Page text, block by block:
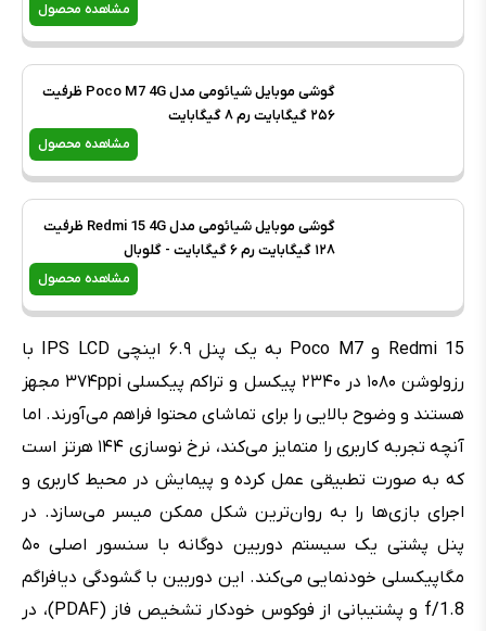
مشاهده محصول
گوشی موبایل شیائومی مدل Poco M7 4G ظرفیت
۲۵۶ گیگابایت رم ۸ گیگابایت
مشاهده محصول
گوشی موبایل شیائومی مدل Redmi 15 4G ظرفیت
۱۲۸ گیگابایت رم ۶ گیگابایت - گلوبال
مشاهده محصول
Redmi 15 و Poco M7 به یک پنل ۶.۹ اینچی IPS LCD با
رزولوشن ۱۰۸۰ در ۲۳۴۰ پیکسل و تراکم پیکسلی ۳۷۴ppi مجهز
هستند و وضوح بالایی را برای تماشای محتوا فراهم می‌آورند. اما
آنچه تجربه کاربری را متمایز می‌کند، نرخ نوسازی ۱۴۴ هرتز است
که به صورت تطبیقی عمل کرده و پیمایش در محیط کاربری و
اجرای بازی‌ها را به روان‌ترین شکل ممکن میسر می‌سازد. در
پنل پشتی یک سیستم دوربین دوگانه با سنسور اصلی ۵۰
مگاپیکسلی خودنمایی می‌کند. این دوربین با گشودگی دیافراگم
f/1.8 و پشتیبانی از فوکوس خودکار تشخیص فاز (PDAF)، در